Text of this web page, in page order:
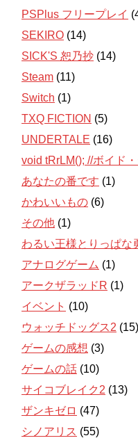
PSPlus フリープレイ
SEKIRO (14)
SICK'S 恕乃抄 (14)
Steam (11)
Switch (1)
TXQ FICTION (5)
UNDERTALE (16)
void tRrLM(); //ボイド
あなたの番です (1)
かわいいもの (6)
その他 (1)
わるい王様とりっぱな
アナログゲーム (1)
アークザラッドR (1)
イベント (10)
ウォッチドッグス2 (15)
ゲームの感想 (3)
ゲームの話 (10)
サイコブレイク2 (13)
ザンキゼロ (47)
シノアリス (55)